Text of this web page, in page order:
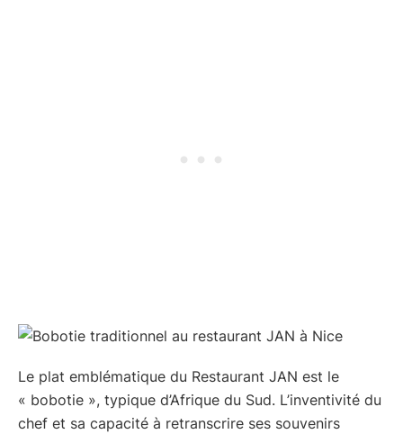
Le plat emblématique du Restaurant JAN est le
« bobotie », typique d’Afrique du Sud. L’inventivité du
chef et sa capacité à retranscrire ses souvenirs